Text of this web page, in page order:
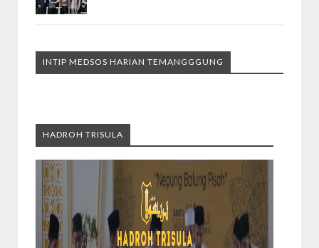
INTIP MEDSOS HARIAN TEMANGGGUNG
HADROH TRISULA